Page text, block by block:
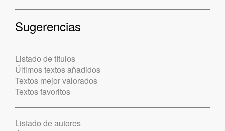
Sugerencias
Listado de títulos
Últimos textos añadidos
Textos mejor valorados
Textos favoritos
Listado de autores